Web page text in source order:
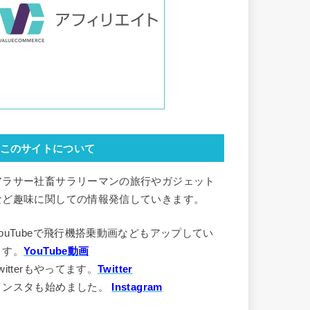
このサイトについて
ラサー社畜サラリーマンの旅行やガジェット
ど趣味に関しての情報発信していきます。
で飛行機搭乗動画などもアップしてい
す。YouTube動画
もやってます。Twitter
ンスタも始めました。
Instagram